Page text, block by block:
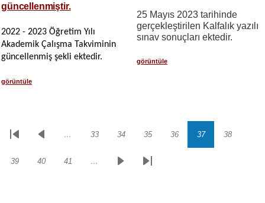
güncellenmiştir.
2022 - 2023 Öğretim Yılı
Akademik Çalışma Takviminin
güncellenmiş şekli ektedir.
görüntüle
25 Mayıs 2023 tarihinde
gerçekleştirilen Kalfalık yazılı
sınav sonuçları ektedir.
görüntüle
Sayfalama
İlk
Önceki… Sayfa
33 Sayfa
34 Sayfa
35 Sayfa
36 Sayfa
37 Sayfa
38
Sayfa
39 Sayfa
40 Sayfa
41 …
SonrakiSon